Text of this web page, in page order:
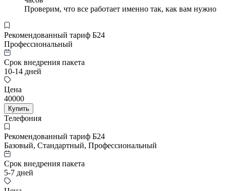
Проверим, что все работает именно так, как вам нужно
Рекомендованный тариф Б24
Профессиональный
Срок внедрения пакета
10-14 дней
Цена
40000
Купить
Телефония
Рекомендованный тариф Б24
Базовый, Стандартный, Профессиональный
Срок внедрения пакета
5-7 дней